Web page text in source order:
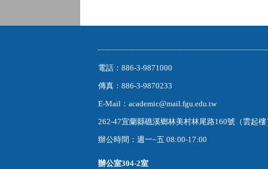
電話：886-3-9871000
傳真：886-3-9870233
E-Mail：academic@mail.fgu.edu.tw
262-47宜蘭縣礁溪鄉林美村林尾路160號（雲起
辦公時間：週一~五 08:00-17:00
辦公室304-2室